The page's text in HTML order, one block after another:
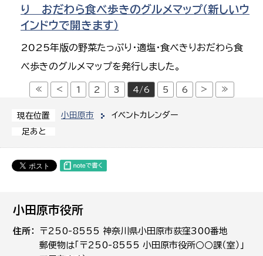
現在位置 小田原市
イベントカレンダー
足あと
り おだわら食べ歩きのグルメマップ（新しいウ
インドウで開きます）
2025年版の野菜たっぷり・適塩・食べきりおだわら食
べ歩きのグルメマップを発行しました。
≪ < 1 2 3 4/6 5 6 > ≫
小田原市役所
住所
〒250-8555 神奈川県小田原市荻窪300番地
郵便物は「〒250-8555 小田原市役所○○課（室）」